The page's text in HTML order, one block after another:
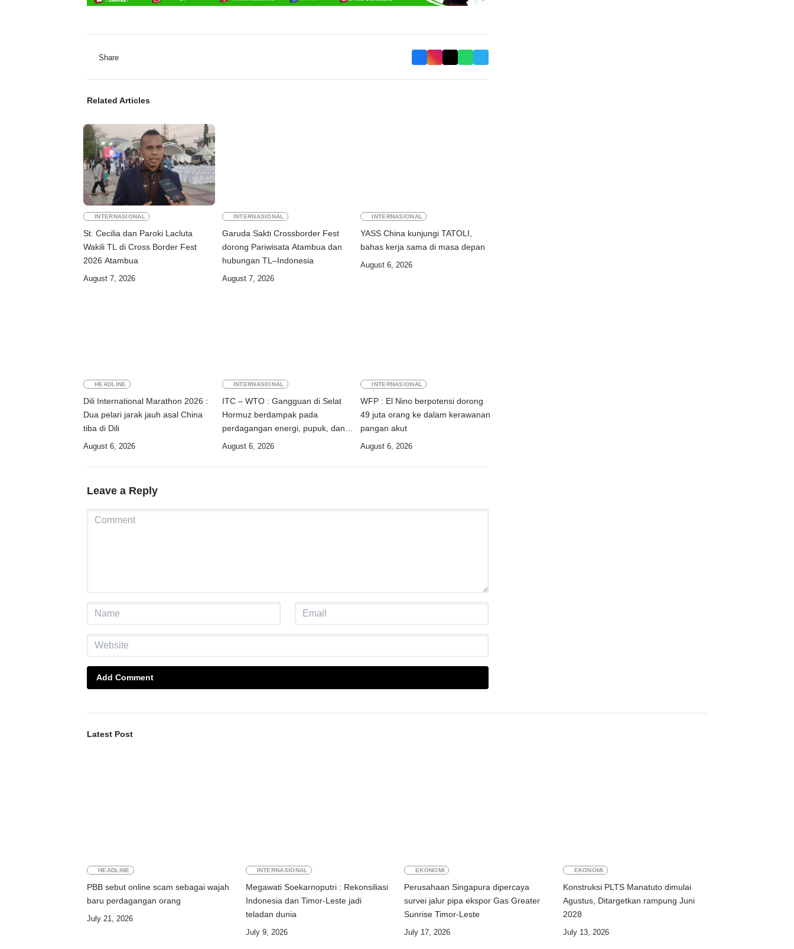
Share
Related Articles
INTERNASIONAL
St. Cecilia dan Paroki Lacluta
Wakili TL di Cross Border Fest
August 7, 2026
INTERNASIONAL
Garuda Sakti Crossborder Fest
dorong Pariwisata Atambua dan
August 7, 2026
INTERNASIONAL
YASS China kunjungi TATOLI,
bahas kerja sama di masa depan
August 6, 2026
HEADLINE
Dili International Marathon 2026 :
Dua pelari jarak jauh asal China
tiba di Dili
August 6, 2026
INTERNASIONAL
ITC – WTO : Gangguan di Selat
Hormuz berdampak pada
perdagangan energi, pupuk, dan
industri
August 6, 2026
INTERNASIONAL
WFP : El Nino berpotensi dorong
49 juta orang ke dalam kerawanan
pangan akut
August 6, 2026
Leave a Reply
Add Comment
Latest Post
HEADLINE
PBB sebut online scam sebagai wajah
July 21, 2026
INTERNASIONAL
Megawati Soekarnoputri : Rekonsiliasi
Indonesia dan Timor-Leste jadi
teladan dunia
July 9, 2026
EKONOMI
Perusahaan Singapura dipercaya
survei jalur pipa ekspor Gas Greater
July 17, 2026
EKONOMI
Konstruksi PLTS Manatuto dimulai
Agustus, Ditargetkan rampung Juni
July 13, 2026